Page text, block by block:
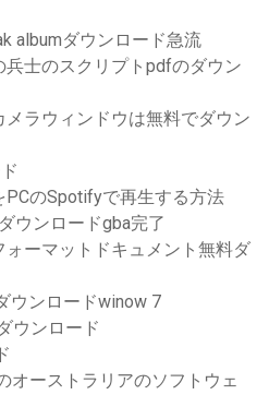
albumダウンロード急流
士のスクリプトpdfのダウン
ラウィンドウは無料でダウン
のSpotifyで再生する方法
ウンロードgba完了
ーマットドキュメント無料ダ
ウンロードwinow 7
ウンロード
オーストラリアのソフトウェ